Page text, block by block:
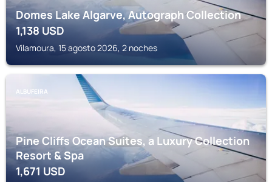
Domes Lake Algarve, Autograph Collection
1,138USD
Vilamoura, 15 agosto 2026, 2 noches
ALBUFEIRA
Pine Cliffs Ocean Suites, a Luxury Collection
Resort & Spa
1,671USD